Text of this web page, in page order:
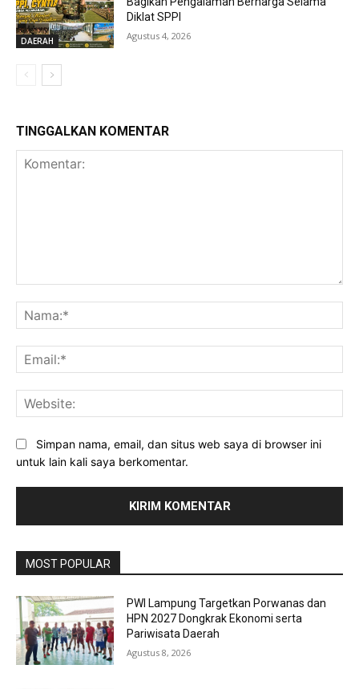
DAERAH
Diklat SPPI
Agustus 4, 2026
TINGGALKAN KOMENTAR
Simpan nama, email, dan situs web saya di browser ini
untuk lain kali saya berkomentar.
MOST POPULAR
PWI Lampung Targetkan Porwanas dan
HPN 2027 Dongkrak Ekonomi serta
Pariwisata Daerah
Agustus 8, 2026